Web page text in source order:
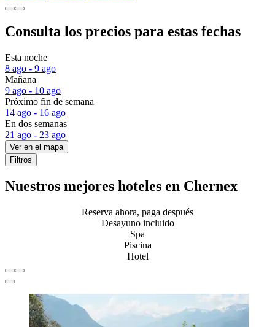
Consulta los precios para estas fechas
Esta noche
8 ago - 9 ago
Mañana
9 ago - 10 ago
Próximo fin de semana
14 ago - 16 ago
En dos semanas
21 ago - 23 ago
Ver en el mapa
Filtros
Nuestros mejores hoteles en Chernex
Reserva ahora, paga después
Desayuno incluido
Spa
Piscina
Hotel